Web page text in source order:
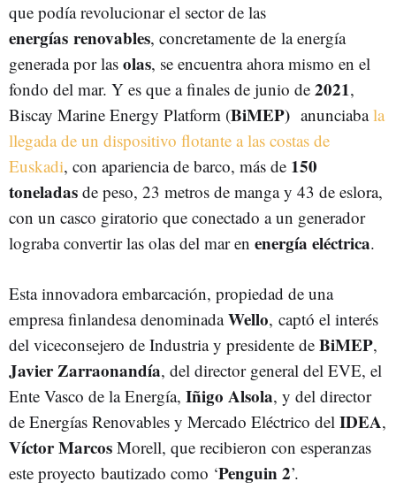
que podía revolucionar el sector de las
energías renovables, concretamente de la energía
generada por las olas, se encuentra ahora mismo en el
fondo del mar. Y es que a finales de junio de 2021,
Biscay Marine Energy Platform (BiMEP) anunciabala
llegada de un dispositivo flotante a las costas de
Euskadi, con apariencia de barco, más de 150
toneladas de peso, 23 metros de manga y 43 de eslora,
con un casco giratorio que conectado a un generador
lograba convertir las olas del mar en energía eléctrica.
Esta innovadora embarcación, propiedad de una
empresa finlandesa denominadaWello, captó el interés
del viceconsejero de Industria y presidente de BiMEP,
Javier Zarraonandía, del director general del EVE, el
Ente Vasco de la Energía, Iñigo Alsola, y del director
de Energías Renovables y Mercado Eléctrico del IDEA,
Víctor Marcos Morell, que recibieron con esperanzas
este proyecto bautizado como ‘Penguin 2’.